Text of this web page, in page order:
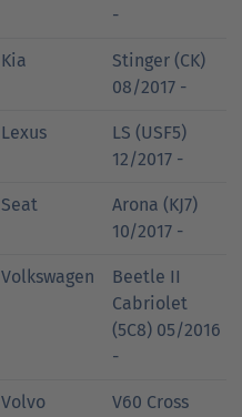
-
Kia
Stinger (CK)
08/2017 -
Lexus
LS (USF5)
12/2017 -
Seat
Arona (KJ7)
10/2017 -
Volkswagen
Beetle II
Cabriolet
(5C8) 05/2016
-
Volvo
V60 Cross